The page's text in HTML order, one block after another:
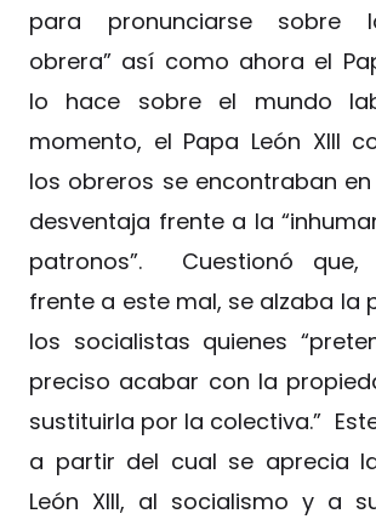
para pronunciarse sobre
obrera” así como ahora el
lo hace sobre el mundo
momento, el Papa León XIII
los obreros se encontraban
desventaja frente a la
patronos”. Cuestionó
frente a este mal, se alzaba la
los socialistas quienes
preciso acabar con la
sustituirla por la colectiva.”
a partir del cual se aprecia
León XIII, al socialismo y a